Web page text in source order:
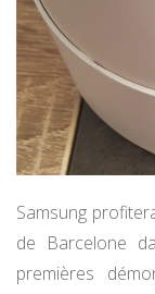
Samsung
de Barcelone
premières